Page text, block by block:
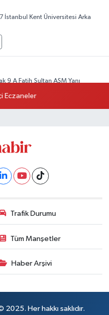
Kent Üniversitesi Arka
9 A Fatih Sultan ASM Yanı
Eczaneler
Trafik Durumu
Tüm Manşetler
Haber Arşivi
Her hakkı saklıdır.